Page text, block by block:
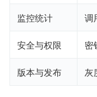
监控统计 调
安全与权限 密
版本与发布 灰